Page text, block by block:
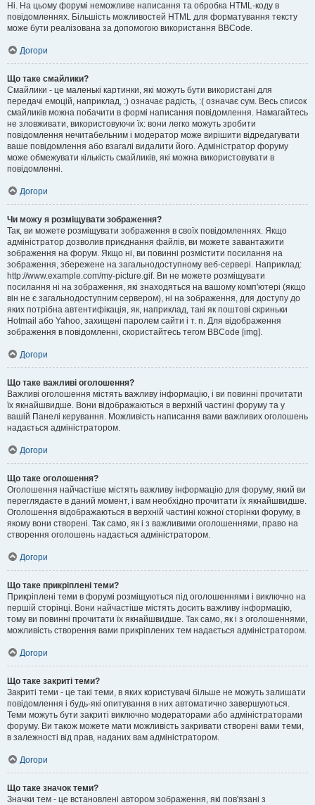
Ні. На цьому форумі неможливе написання та обробка HTML-коду в
повідомленнях. Більшість можливостей HTML для форматування тексту
може бути реалізована за допомогою використання BBCode.
Догори
Що таке смайлики?
Смайлики - це маленькі картинки, які можуть бути використані для
передачі емоцій, наприклад, :) означає радість, :( означає сум. Весь список
смайликів можна побачити в формі написання повідомлення. Намагайтесь
не зловживати, використовуючи їх: вони легко можуть зробити
повідомлення нечитабельним і модератор може вирішити відредагувати
ваше повідомлення або взагалі видалити його. Адміністратор форуму
може обмежувати кількість смайликів, які можна використовувати в
повідомленні.
Догори
Чи можу я розміщувати зображення?
Так, ви можете розміщувати зображення в своїх повідомленнях. Якщо
адміністратор дозволив приєднання файлів, ви можете завантажити
зображення на форум. Якщо ні, ви повинні розмістити посилання на
зображення, збережене на загальнодоступному веб-сервері. Наприклад:
http://www.example.com/my-picture.gif. Ви не можете розміщувати
посилання ні на зображення, які знаходяться на вашому комп'ютері (якщо
він не є загальнодоступним сервером), ні на зображення, для доступу до
яких потрібна автентифікація, як, наприклад, такі як поштові скриньки
Hotmail або Yahoo, захищені паролем сайти і т. п. Для відображення
зображення в повідомленні, скористайтесь тегом BBCode [img].
Догори
Що таке важливі оголошення?
Важливі оголошення містять важливу інформацію, і ви повинні прочитати
їх якнайшвидше. Вони відображаються в верхній частині форуму та у
вашій Панелі керування. Можливість написання вами важливих оголошень
надається адміністратором.
Догори
Що таке оголошення?
Оголошення найчастіше містять важливу інформацію для форуму, який ви
переглядаєте в даний момент, і вам необхідно прочитати їх якнайшвидше.
Оголошення відображаються в верхній частині кожної сторінки форуму, в
якому вони створені. Так само, як і з важливими оголошеннями, право на
створення оголошень надається адміністратором.
Догори
Що таке прикріплені теми?
Прикріплені теми в форумі розміщуються під оголошеннями і виключно на
першій сторінці. Вони найчастіше містять досить важливу інформацію,
тому ви повинні прочитати їх якнайшвидше. Так само, як і з оголошеннями,
можливість створення вами прикріплених тем надається адміністратором.
Догори
Що таке закриті теми?
Закриті теми - це такі теми, в яких користувачі більше не можуть залишати
повідомлення і будь-які опитування в них автоматично завершуються.
Теми можуть бути закриті виключно модераторами або адміністраторами
форуму. Ви також можете мати можливість закривати створені вами теми,
в залежності від прав, наданих вам адміністратором.
Догори
Що таке значок теми?
Значки тем - це встановлені автором зображення, які пов'язані з